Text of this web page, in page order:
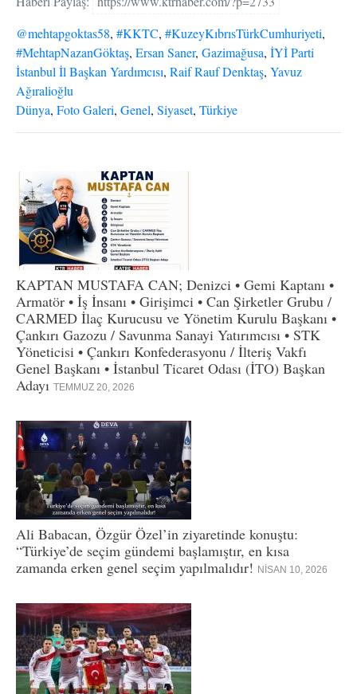
@mehtapgoktas58, #KKTC, #KuzeyKıbrısTürkCumhuriyeti,
#MehtapNazanGöktaş, Ersan Saner, Gazimağusa, İYİ Parti
İstanbul İl Başkan Yardımcısı, Raif Rauf Denktaş, Yavuz
Ağıralioğlu
Dünya, Foto Galeri, Genel, Siyaset, Türkiye
KAPTAN MUSTAFA CAN; Denizci • Gemi Kaptanı •
Armatör • İş İnsanı • Girişimci • Can Şirketler Grubu /
CARMED İlaç Kurucusu ve Yönetim Kurulu Başkanı •
Çankırı Gazozu / Savunma Sanayi Yatırımcısı • STK
Yöneticisi • Çankırı Konfederasyonu / İlteriş Vakfı
Genel Başkanı • İstanbul Ticaret Odası (İTO) Başkan
Adayı TEMMUZ 20, 2026
Ali Babacan, Özgür Özel’in ziyaretinde konuştu:
“Türkiye’de seçim gündemi başlamıştır, en kısa
zamanda erken genel seçim yapılmalıdır! NISAN 10, 2026